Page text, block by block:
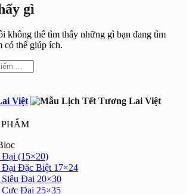
gì
không thể tìm thấy những gì bạn đang tìm
có thể giúp ích.
(15×20)
Đặc Biệt 17×24
Đại 20×30
Đại 25×35